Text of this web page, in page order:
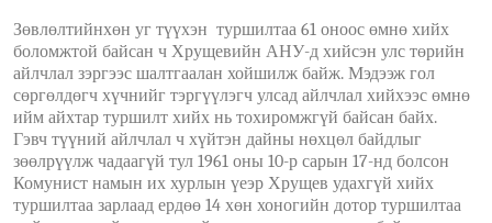
Зөвлөлтийнхөн уг түүхэн туршилтаа 61 оноос өмнө хийх
боломжтой байсан ч Хрущевийн АНУ-д хийсэн улс төрийн
айлчлал зэргээс шалтгаалан хойшилж байж. Мэдээж гол
сөргөлдөгч хүчнийг тэргүүлэгч улсад айлчлал хийхээс өмнө
ийм айхтар туршилт хийх нь тохиромжгүй байсан байх.
Гэвч түүний айлчлал ч хүйтэн дайны нөхцөл байдлыг
зөөлрүүлж чадаагүй тул 1961 оны 10-р сарын 17-нд болсон
Комунист намын их хурлын үеэр Хрущев удахгүй хийх
туршилтаа зарлаад ердөө 14 хөн хоногийн дотор туршилтаа